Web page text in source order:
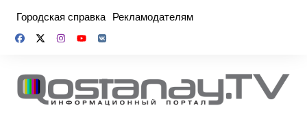
содержимому
Городская справка Рекламодателям